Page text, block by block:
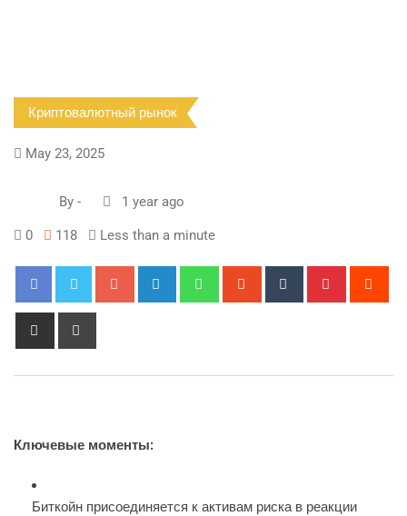
Криптовалютный рынок
May 23, 2025
By - 1 year ago
0 118 Less than a minute
Google+ LinkedIn WhatsappStumbleUpon
Tumblr Pinterest
Share
Ключевые моменты:
Биткойн присоединяется к активам риска в реакции